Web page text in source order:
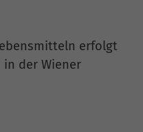
erfolgt
in der Wiener